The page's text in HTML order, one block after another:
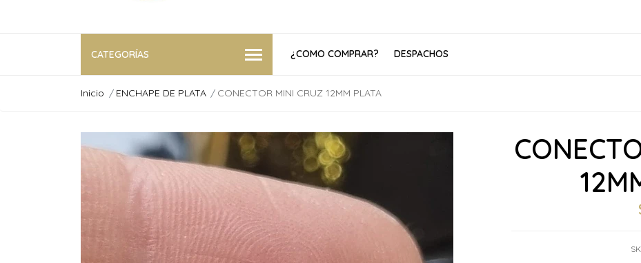
CATEGORÍAS ¿COMO COMPRAR? DESPACHOS
Inicio ENCHAPE DE PLATA CONECTOR MINI CRUZ 12MM PLATA